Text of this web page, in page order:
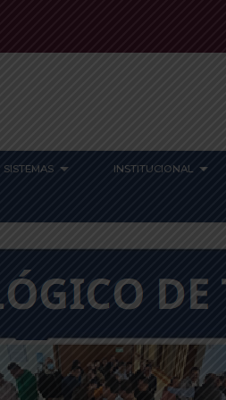
SISTEMAS INSTITUCIONAL